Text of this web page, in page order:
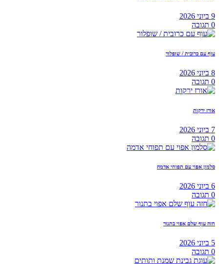
9 ביוני 2026
0 תגובה
עוף עם כרובית / שופלור
8 ביוני 2026
0 תגובה
אורז ירקות
7 ביוני 2026
0 תגובה
סלמון אפוי עם תפוחי אדמה
6 ביוני 2026
0 תגובה
חזה עוף שלם אפוי בתנור
5 ביוני 2026
0 תגובה